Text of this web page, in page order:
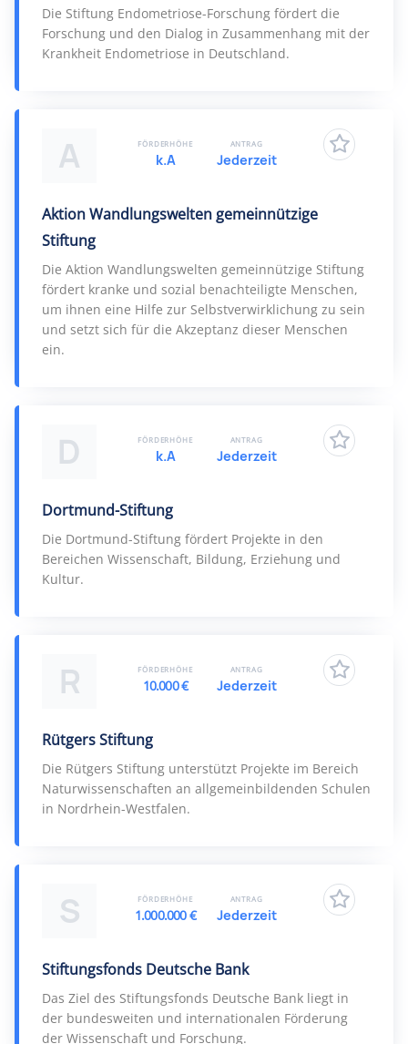
Die Stiftung Endometriose-Forschung fördert die
Forschung und den Dialog in Zusammenhang mit der
Krankheit Endometriose in Deutschland.
A
Aktion Wandlungswelten gemeinnützige
Stiftung
Die Aktion Wandlungswelten gemeinnützige Stiftung
fördert kranke und sozial benachteiligte Menschen,
um ihnen eine Hilfe zur Selbstverwirklichung zu sein
und setzt sich für die Akzeptanz dieser Menschen
ein.
FÖRDERHÖHE
k.A
ANTRAG
Jederzeit
D
Dortmund-Stiftung
Die Dortmund-Stiftung fördert Projekte in den
Bereichen Wissenschaft, Bildung, Erziehung und
Kultur.
FÖRDERHÖHE
k.A
ANTRAG
Jederzeit
R
Rütgers Stiftung
Die Rütgers Stiftung unterstützt Projekte im Bereich
Naturwissenschaften an allgemeinbildenden Schulen
in Nordrhein-Westfalen.
FÖRDERHÖHE
10.000 €
ANTRAG
Jederzeit
S
Stiftungsfonds Deutsche Bank
Das Ziel des Stiftungsfonds Deutsche Bank liegt in
der bundesweiten und internationalen Förderung
der Wissenschaft und Forschung.
FÖRDERHÖHE
1.000.000 €
ANTRAG
Jederzeit